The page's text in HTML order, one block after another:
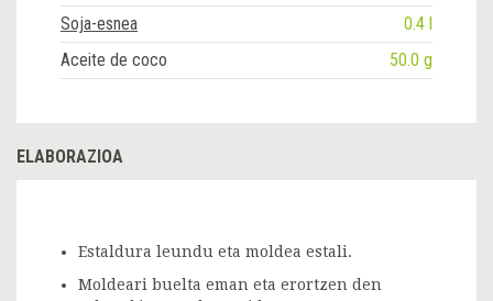
Soja-esnea
0.4 l
Aceite de coco
50.0 g
ELABORAZIOA
Estaldura leundu eta moldea estali.
Moldeari buelta eman eta erortzen den